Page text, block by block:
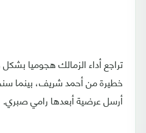
تراجع أداء الزمالك هجوميا
خطيرة من أحمد شريف، بينما
أرسل عرضية أبعدها رامي صبري.